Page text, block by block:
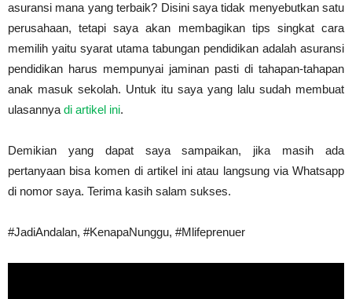
asuransi mana yang terbaik? Disini saya tidak menyebutkan satu
perusahaan, tetapi saya akan membagikan tips singkat cara
memilih yaitu syarat utama tabungan pendidikan adalah asuransi
pendidikan harus mempunyai jaminan pasti di tahapan-tahapan
anak masuk sekolah. Untuk itu saya yang lalu sudah membuat
ulasannya di artikel ini.
Demikian yang dapat saya sampaikan, jika masih ada
pertanyaan bisa komen di artikel ini atau langsung via Whatsapp
di nomor saya. Terima kasih salam sukses.
#JadiAndalan, #KenapaNunggu, #Mlifeprenuer